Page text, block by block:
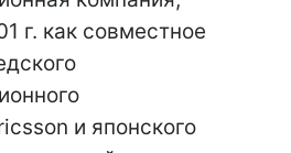
г. как совместное
и японского